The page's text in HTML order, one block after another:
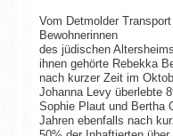
Vom Detmolder
Bewohnerinnen
des jüdischen
ihnen gehörte Rebekka
nach kurzer Zeit im
Johanna Levy überlebte
Sophie Plaut und Bertha
Jahren ebenfalls nach